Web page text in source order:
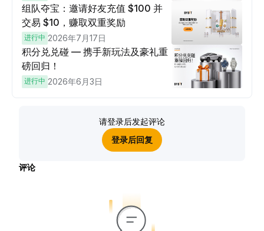
组队夺宝：邀请好友充值 $100 并
交易 $10，赚取双重奖励
进行中 2026年7月17日
积分兑兑碰 — 携手新玩法及豪礼重
磅回归！
进行中 2026年6月3日
请登录后发起评论
登录后回复
评论